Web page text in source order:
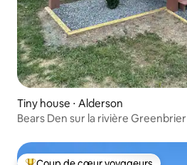
Tiny house ⋅ Alderson
Bears Den sur la rivière Greenbrier